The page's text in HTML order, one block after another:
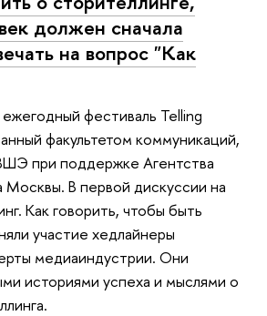
должен сначала
на вопрос "Как
фестиваль Telling
факультетом коммуникаций,
при поддержке Агентства
Москвы. В первой дискуссии на
Как говорить, чтобы быть
участие хедлайнеры
медиаиндустрии. Они
историями успеха и мыслями о